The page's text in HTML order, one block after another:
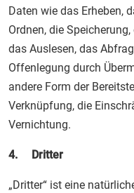
Daten wie das Erheben,
Ordnen, die
das Auslesen, das
Offenlegung durch
andere Form der
Verknüpfung, die
Vernichtung.
4. Dritter
„Dritter“ ist eine